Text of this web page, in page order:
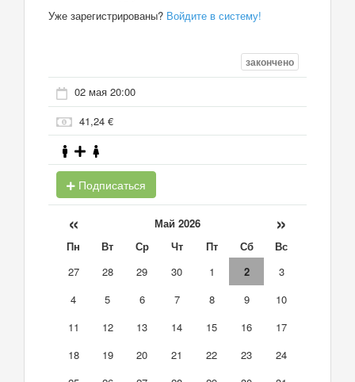
Уже зарегистрированы? Войдите в систему!
закончено
02 мая 20:00
41,24 €
Подписаться
« Май 2026 »
Пн Вт Ср Чт Пт Сб
Вс
27
28 29 30 1 2
3
4
5 6 7 8 9
10
11
12 13 14 15 16
17
18
19 20 21 22 23
24